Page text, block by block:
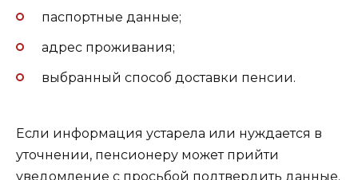
паспортные данные;
адрес проживания;
выбранный способ доставки пенсии.
Если информация устарела или нуждается в
уточнении, пенсионеру может прийти
уведомление с просьбой подтвердить данные.